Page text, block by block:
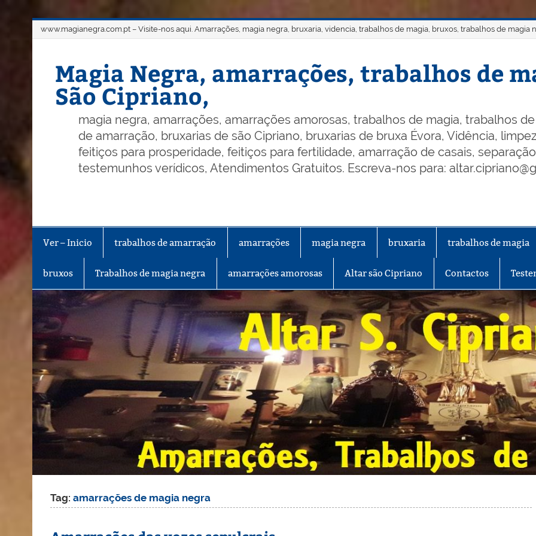
www.magianegra.com.pt – Visite-nos aqui. Amarrações, magia negra, bruxaria, videncia, trabalhos de magia, bruxos, trabalhos de magia
Magia Negra, amarrações, trabalhos de
São Cipriano,
magia negra, amarrações, amarrações amorosas, trabalhos de magia, trabalhos
de amarração, bruxarias de são Cipriano, bruxarias de bruxa Évora, Vidência,
feitiços para prosperidade, feitiços para fertilidade, amarração de casais,
testemunhos verídicos, Atendimentos Gratuitos. Escreva-nos para:
Ver – Inicio trabalhos de amarração amarrações magia negra bruxaria trabalhos de magia
bruxos Trabalhos de magia negra amarrações amorosas Altar são Cipriano Contactos
Tag:amarrações de magia negra